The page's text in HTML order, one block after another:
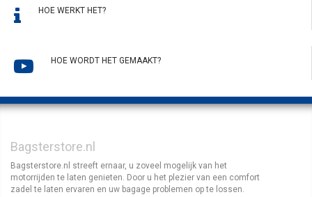
HOE WERKT HET?
HOE WORDT HET GEMAAKT?
Bagsterstore.nl
Bagsterstore.nl streeft ernaar, u zoveel mogelijk van het
motorrijden te laten genieten. Door u het plezier van een comfort
zadel te laten ervaren en uw bagage problemen op te lossen.